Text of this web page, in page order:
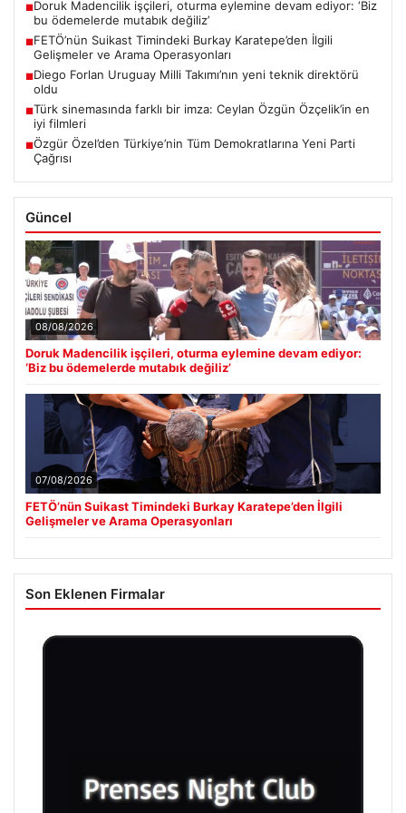
■Doruk Madencilik işçileri, oturma eylemine devam ediyor: ‘Biz
bu ödemelerde mutabık değiliz’
■FETÖ’nün Suikast Timindeki Burkay Karatepe’den İlgili
Gelişmeler ve Arama Operasyonları
■Diego Forlan Uruguay Milli Takımı’nın yeni teknik direktörü
oldu
■Türk sinemasında farklı bir imza: Ceylan Özgün Özçelik’in en
iyi filmleri
■Özgür Özel’den Türkiye’nin Tüm Demokratlarına Yeni Parti
Çağrısı
Güncel
08/08/2026
Doruk Madencilik işçileri, oturma eylemine devam ediyor:
‘Biz bu ödemelerde mutabık değiliz’
07/08/2026
FETÖ’nün Suikast Timindeki Burkay Karatepe’den İlgili
Gelişmeler ve Arama Operasyonları
Son Eklenen Firmalar